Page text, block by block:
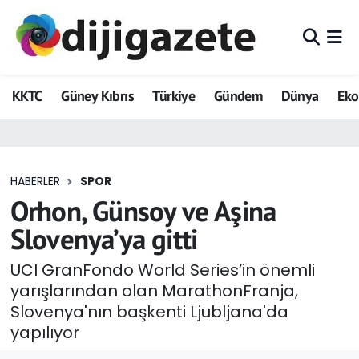
KKTC Güney Kıbrıs Türkiye Gündem Dünya
HABERLER SPOR
Orhon, Günsoy ve Aşina
Slovenya’ya gitti
UCI GranFondo World Series’in önemli
yarışlarından olan MarathonFranja,
Slovenya'nın başkenti Ljubljana'da
yapılıyor
ADVERTORIAL
Dijigazete
Eğitim
Ekonomi
Foto Galeri
GEZİ
Güncel
Hava Durumu
Trafik Durumu
Tüm Manşetler
Son Dakika Haberleri
Haber Arşivi